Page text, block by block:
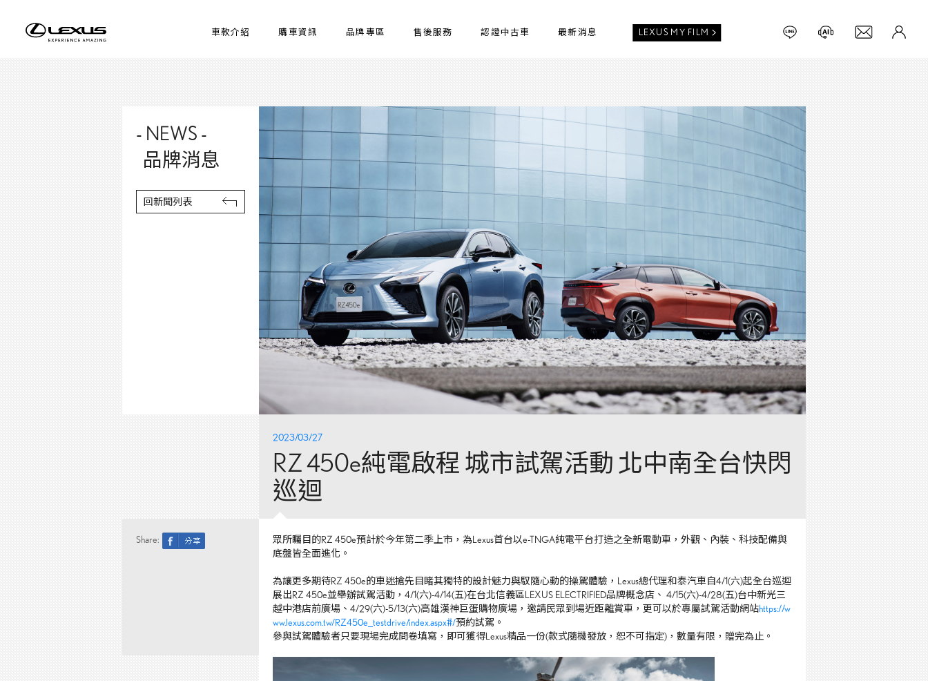
車款介紹 購車資訊 品牌專區 售後服務 認證中古車 最新消息 LEXUS MY FILM
- NEWS -
品牌消息
回新聞列表
2023/03/27
RZ 450e純電啟程 城市試駕活動 北中南全台快閃
巡迴
Share: 眾所矚目的RZ 450e預計於今年第二季上市，為Lexus首台以e-TNGA純電平台打造之全新電動車，外觀、內裝、科技配備與
底盤皆全面進化。
為讓更多期待RZ 450e的車迷搶先目睹其獨特的設計魅力與馭隨心動的操駕體驗， Lexus總代理和泰汽車自4/1(六)起全台巡迴
展出RZ 450e並舉辦試駕活動， 4/1(六)-4/14(五)在台北信義區LEXUS ELECTRIFIED品牌概念店、 4/15(六)-4/28(五)台中新光三
越中港店前廣場、 4/29(六)-5/13(六)高雄漢神巨蛋購物廣場，邀請民眾到場近距離賞車，更可以於專屬試駕活動網站https://w
ww.lexus.com.tw/RZ450e_testdrive/index.aspx#/預約試駕。
參與試駕體驗者只要現場完成問卷填寫，即可獲得Lexus精品一份(款式隨機發放，恕不可指定) ，數量有限，贈完為止。